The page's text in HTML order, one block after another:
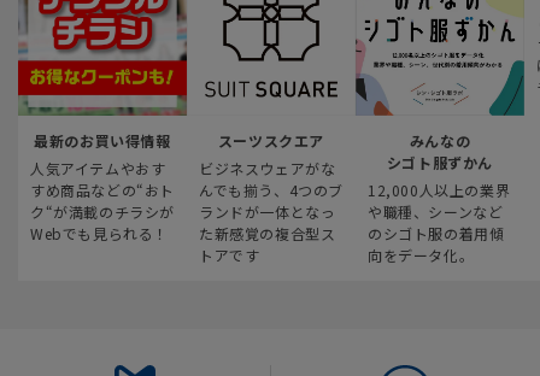
最新のお買い得情報
人気アイテムやおす
すめ商品などの“おト
ク“が満載のチラシが
Webでも見られる！
スーツスクエア
ビジネスウェアがな
んでも揃う、4つのブ
ランドが一体となっ
た新感覚の複合型ス
トアです
みんなの
シゴト服ずかん
12,000人以上の業界
や職種、シーンなど
のシゴト服の着用傾
向をデータ化。